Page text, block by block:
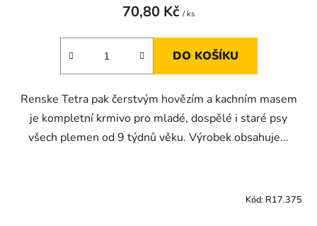
70,80 Kč / ks
DO KOŠÍKU
Renske Tetra pak čerstvým hovězím a kachním masem
je kompletní krmivo pro mladé, dospělé i staré psy
všech plemen od 9 týdnů věku. Výrobek obsahuje...
Kód: R17.375